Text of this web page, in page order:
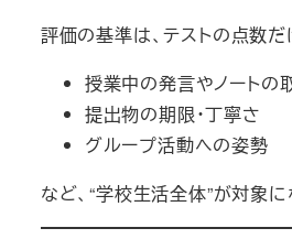
評価の基準は、テストの点数だ
授業中の発言やノートの
提出物の期限・丁寧さ
グループ活動への姿勢
など、“学校生活全体”が対象に